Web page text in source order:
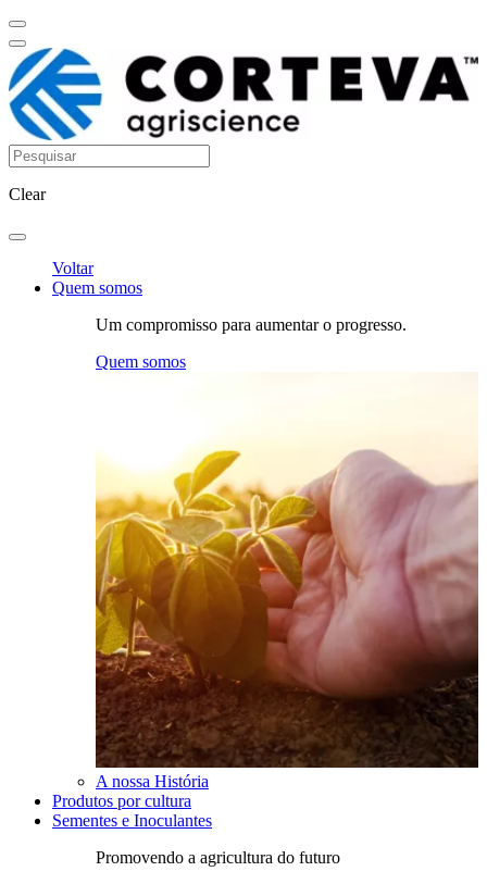
Clear
Voltar
Quem somos
Um compromisso para aumentar o progresso.
Quem somos
A nossa História
Produtos por cultura
Sementes e Inoculantes
Promovendo a agricultura do futuro